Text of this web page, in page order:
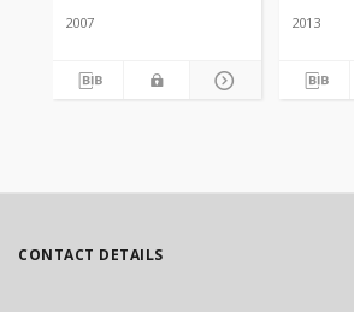
2007 2013
CONTACT DETAILS